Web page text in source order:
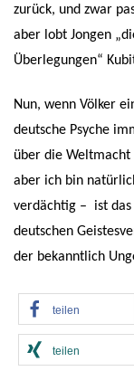
zurück, und zwar
aber lobt Jongen
Überlegungen“
Nun, wenn Völker
deutsche Psyche
über die Weltmacht
aber ich bin
verdächtig – ist das
deutschen
der bekanntlich
teilen
teilen